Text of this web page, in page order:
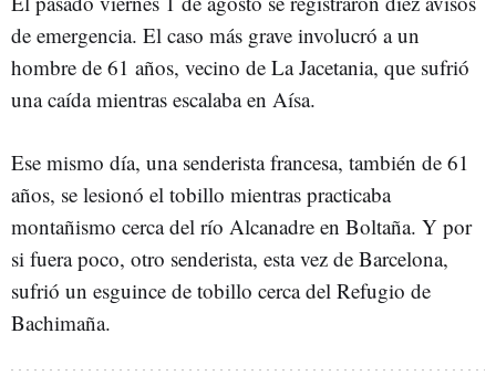
de emergencia. El caso más grave involucró a un
hombre de 61 años, vecino de La Jacetania, que sufrió
una caída mientras escalaba en Aísa.
Ese mismo día, una senderista francesa, también de 61
años, se lesionó el tobillo mientras practicaba
montañismo cerca del río Alcanadre en Boltaña. Y por
si fuera poco, otro senderista, esta vez de Barcelona,
sufrió un esguince de tobillo cerca del Refugio de
Bachimaña.